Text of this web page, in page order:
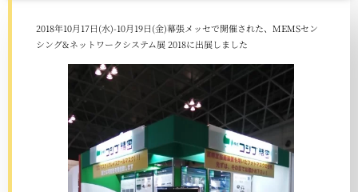
2018年10月17日(水)-10月19日(金)幕張メッセで開催された、MEMSセン
シング&ネットワークシステム展 2018に出展しました